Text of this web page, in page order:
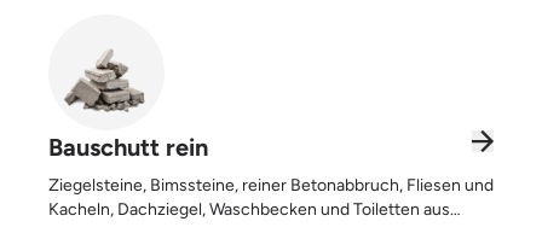
Bauschutt rein
Ziegelsteine, Bimssteine, reiner Betonabbruch, Fliesen und
Kacheln, Dachziegel, Waschbecken und Toiletten aus